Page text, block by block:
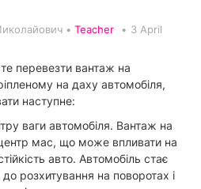
• Teacher • 3 April
перевезти вантаж на
на даху автомобіля,
наступне:
ваги автомобіля. Вантаж на
мас, що може впливати на
авто. Автомобіль стає
розхитування на поворотах і